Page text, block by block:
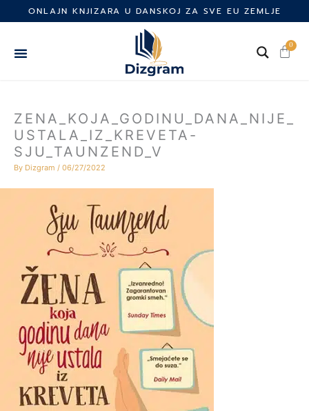
to
ONLAJN KNJIZARA U DANSKOJ ZA SVE EU ZEMLJE
0
Cart
ZENA_KOJA_GODINU_DANA_NIJE_
USTALA_IZ_KREVETA-
SJU_TAUNZEND_V
By Dizgram / 06/27/2022